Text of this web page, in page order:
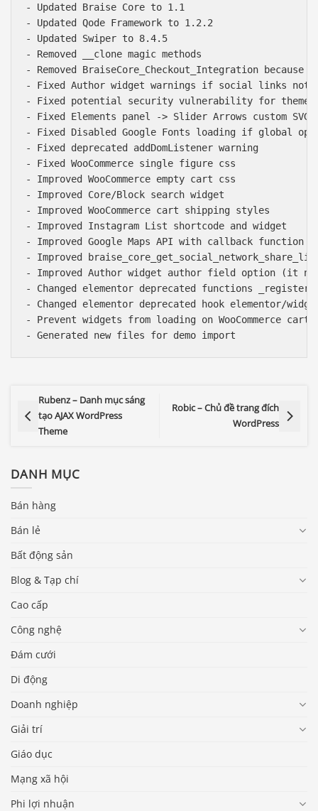
- Updated Braise Core to 1.1
- Updated Qode Framework to 1.2.2
- Updated Swiper to 8.4.5
- Removed __clone magic methods
- Removed BraiseCore_Checkout_Integration because
- Fixed Author widget warnings if social links not
- Fixed potential security vulnerability for theme
- Fixed Elements panel -> Slider Arrows custom
- Fixed Disabled Google Fonts loading if global
- Fixed deprecated addDomListener warning
- Fixed WooCommerce single figure css
- Improved WooCommerce empty cart css
- Improved Core/Block search widget
- Improved WooCommerce cart shipping styles
- Improved Instagram List shortcode and widget
- Improved Google Maps API with callback function
- Improved
- Improved Author widget author field option (it
- Changed elementor deprecated functions
- Changed elementor deprecated hook elementor/
- Prevent widgets from loading on WooCommerce cart
Rubenz – Danh mục sáng
tạo AJAX WordPress
Theme
Robic – Chủ đề trang đích
WordPress
DANH MỤC
Bán hàng
Bán lẻ
Bất động sản
Blog & Tạp chí
Cao cấp
Công nghệ
Đám cưới
Di động
Doanh nghiệp
Giải trí
Giáo dục
Mạng xã hội
Phi lợi nhuận